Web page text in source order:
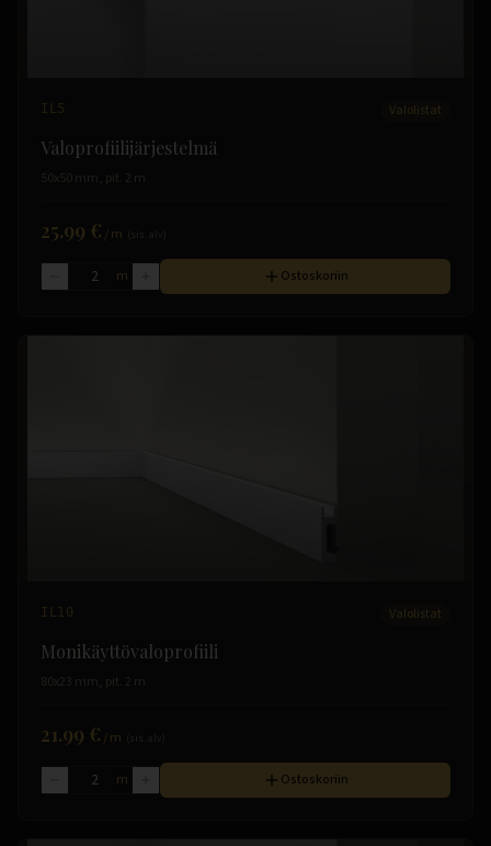
IL5 Valolistat
Valoprofiilijärjestelmä
50x50 mm, pit. 2 m
25.99 € /m
m Ostoskoriin
IL10 Valolistat
Monikäyttövaloprofiili
80x23 mm, pit. 2 m
21.99 € /m
m Ostoskoriin